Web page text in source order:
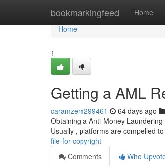
bookmarkingfeed Home
Home
Home
1
Getting a AML
caramzem299461 64 days ago
Obtaining a Anti-Money
Usually , platforms are compelled
file-for-copyright
Comments
Who